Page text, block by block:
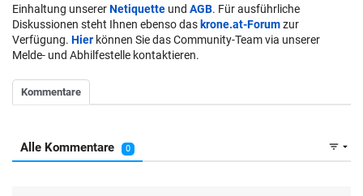
Einhaltung unsererNetiquette und AGB. Für ausführliche
Diskussionen steht Ihnen ebenso das krone.at-Forumzur
Verfügung. Hier können Sie das Community-Team via unserer
Melde- und Abhilfestelle kontaktieren.